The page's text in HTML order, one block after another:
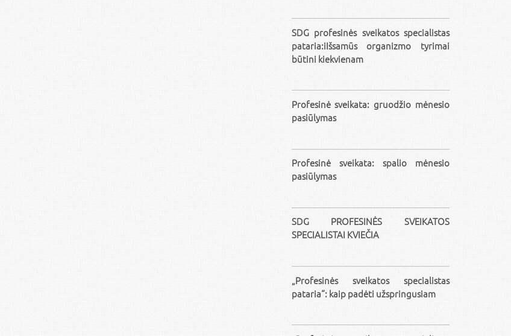
SDG profesinės sveikatos specialistas
pataria:iIšsamūs organizmo tyrimai
būtini kiekvienam
Profesinė sveikata: gruodžio mėnesio
pasiūlymas
Profesinė sveikata: spalio mėnesio
pasiūlymas
SDG PROFESINĖS SVEIKATOS
SPECIALISTAI KVIEČIA
„Profesinės sveikatos specialistas
pataria“: kaip padėti užspringusiam